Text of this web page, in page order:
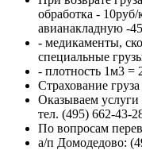
обработка - 10руб/
авианакладную -
- медикаменты,
специальные
- плотность 1м3 =
Страхование
Оказываем
тел. (495) 662-43-
По вопросам
а/п Домодедово: